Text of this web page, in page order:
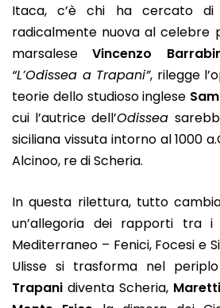
Itaca, c’è chi ha cercato
radicalmente nuova al celebre
marsaleseVincenzo
“L’Odissea a Trapani”, rilegge
teorie dello studioso inglese
cui l’autrice dell’Odissea
siciliana vissuta intorno al 1000
Alcinoo, re di Scheria.
In questa rilettura, tutto
un’allegoria dei rapporti tra
Mediterraneo – Fenici, Focesi e
Ulisse si trasforma nel
Trapani diventa Scheria,